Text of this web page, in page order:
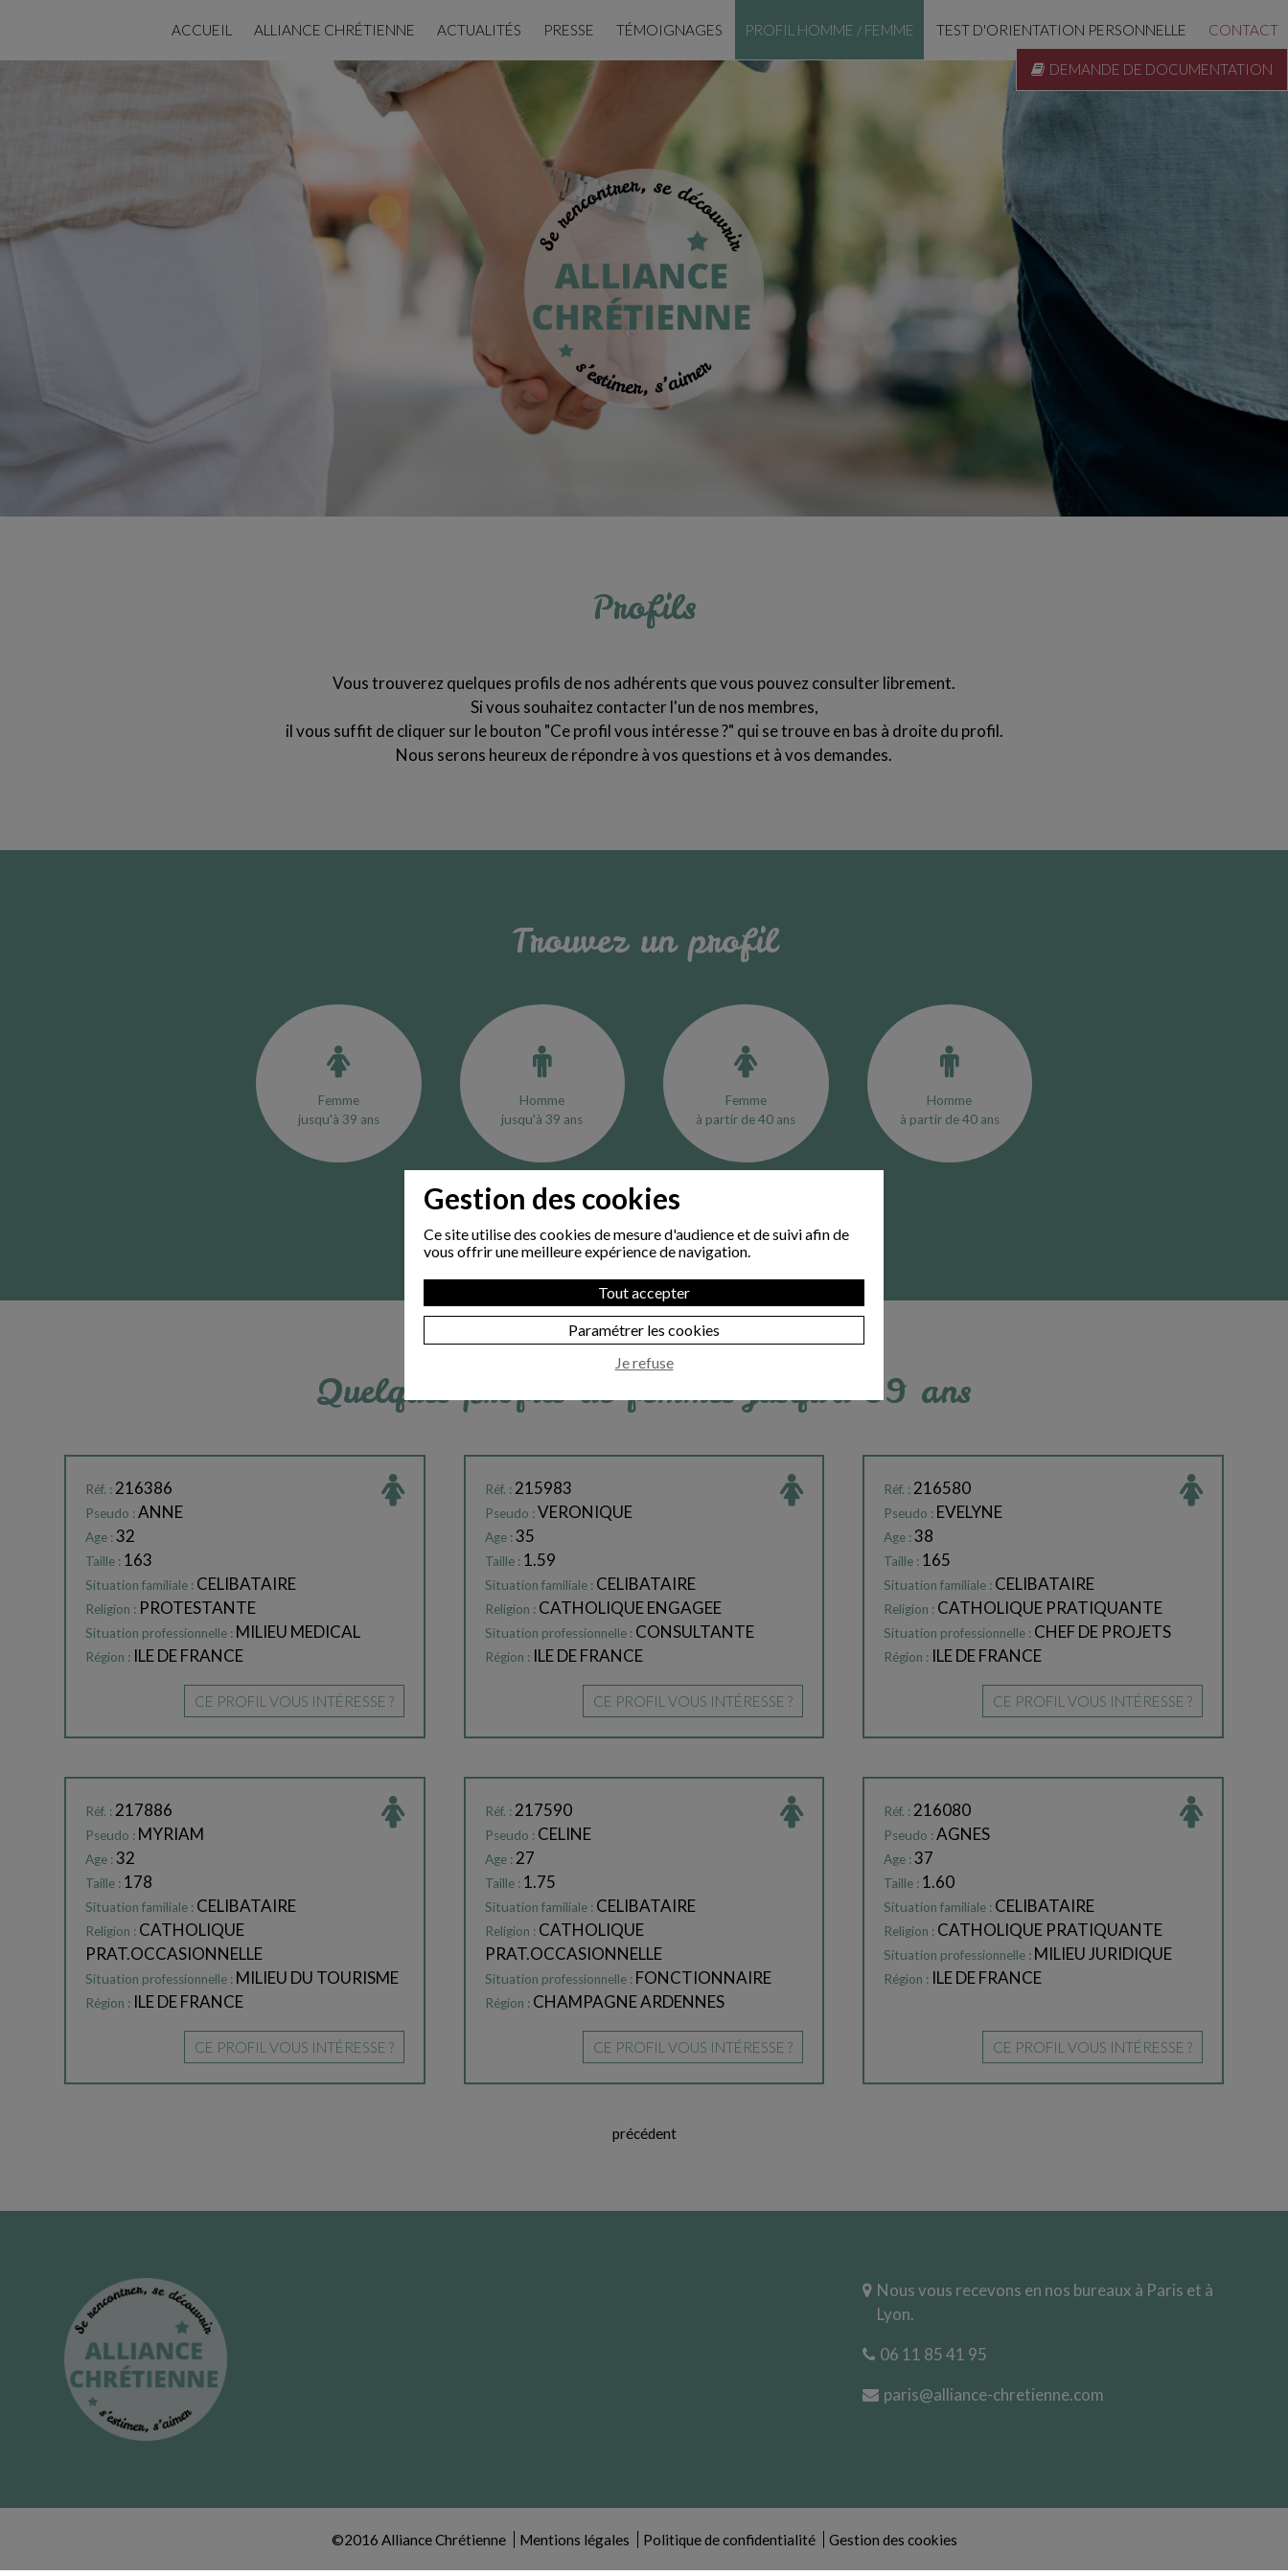
ACCUEIL ALLIANCE CHRÉTIENNE ACTUALITÉS PRESSE TÉMOIGNAGES PROFIL HOMME / FEMME TEST D'ORIENTATION PERSONNELLE CONTACT
DEMANDE DE DOCUMENTATION
Profils
Vous trouverez quelques profils de nos adhérents que vous pouvez consulter librement.
Si vous souhaitez contacter l'un de nos membres,
il vous suffit de cliquer sur le bouton "Ce profil vous intéresse ?" qui se trouve en bas à droite du profil.
Nous serons heureux de répondre à vos questions et à vos demandes.
Trouvez un profil
Femme
jusqu'à 39 ans
Homme
jusqu'à 39 ans
Femme
à partir de 40 ans
Homme
à partir de 40 ans
Quelques profils de femmes jusqu'à 39 ans
Réf. : 216386
Pseudo :ANNE
Age :32
Taille : 163
Situation familiale : CELIBATAIRE
Religion : PROTESTANTE
Situation professionnelle : MILIEU MEDICAL
Région : ILE DE FRANCE
CE PROFIL VOUS INTÉRESSE ?
Réf. :215983
Pseudo :VERONIQUE
Age :35
Taille :1.59
Situation familiale :CELIBATAIRE
Religion :CATHOLIQUE ENGAGEE
Situation professionnelle :CONSULTANTE
Région :ILE DE FRANCE
CE PROFIL VOUS INTÉRESSE ?
Réf. : 216580
Pseudo : EVELYNE
Age :38
Taille : 165
Situation familiale : CELIBATAIRE
Religion : CATHOLIQUE PRATIQUANTE
Situation professionnelle : CHEF DE PROJETS
Région : ILE DE FRANCE
CE PROFIL VOUS INTÉRESSE ?
Réf. : 217886
Pseudo : MYRIAM
Age :32
Taille : 178
Situation familiale : CELIBATAIRE
Religion : CATHOLIQUE
PRAT.OCCASIONNELLE
Situation professionnelle : MILIEU DU TOURISME
Région : ILE DE FRANCE
CE PROFIL VOUS INTÉRESSE ?
Réf. :217590
Pseudo :CELINE
Age :27
Taille :1.75
Situation familiale :CELIBATAIRE
Religion :CATHOLIQUE
PRAT.OCCASIONNELLE
Situation professionnelle :FONCTIONNAIRE
Région :CHAMPAGNE ARDENNES
CE PROFIL VOUS INTÉRESSE ?
Réf. : 216080
Pseudo :AGNES
Age :37
Taille : 1.60
Situation familiale : CELIBATAIRE
Religion : CATHOLIQUE PRATIQUANTE
Situation professionnelle : MILIEU JURIDIQUE
Région : ILE DE FRANCE
CE PROFIL VOUS INTÉRESSE ?
précédent
Nous vous recevons en nos bureaux à Paris et à
Lyon.
06 11 85 41 95
paris@alliance-chretienne.com
©2016 Alliance Chrétienne Mentions légales Politique de confidentialité Gestion des cookies
Gestion des cookies
Ce site utilise des cookies de mesure d'audience et de suivi afin de
vous offrir une meilleure expérience de navigation.
Tout accepter
Paramétrer les cookies
Je refuse